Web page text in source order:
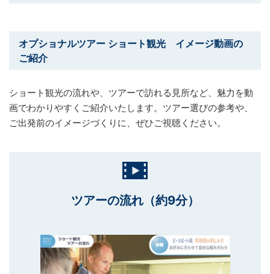
オプショナルツアー ショート観光 イメージ動画の
ご紹介
ショート観光の流れや、ツアーで訪れる見所など、魅力を動
画でわかりやすくご紹介いたします。ツアー選びの参考や、
ご出発前のイメージづくりに、ぜひご視聴ください。
ツアーの流れ（約9分）